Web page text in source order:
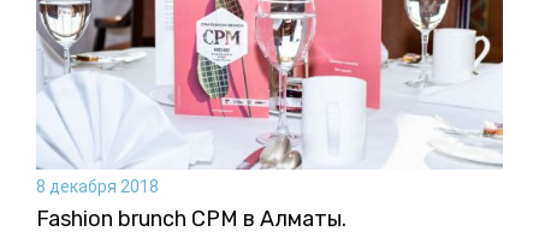
8 декабря 2018
Fashion brunch CPM в Алматы.